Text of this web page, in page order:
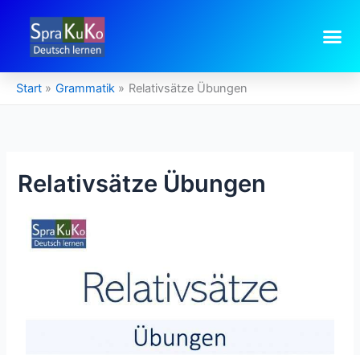
springen
Start Grammatik Relativsätze Übungen
Relativsätze Übungen